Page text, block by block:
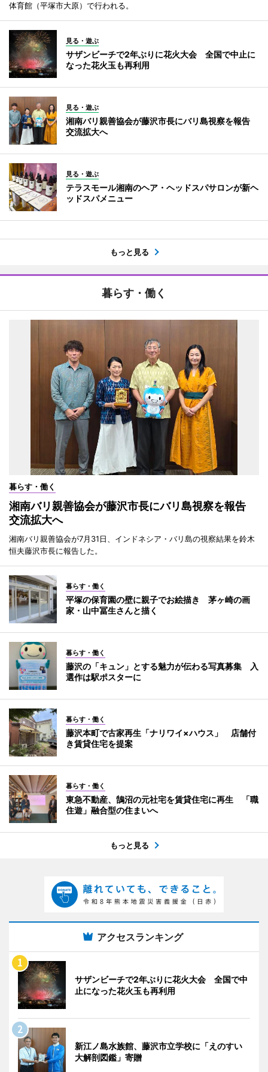
体育館（平塚市大原）で行われる。
見る・遊ぶ
サザンビーチで2年ぶりに花火大会 全国で中止に
なった花火玉も再利用
見る・遊ぶ
湘南バリ親善協会が藤沢市長にバリ島視察を報告
交流拡大へ
見る・遊ぶ
テラスモール湘南のヘア・ヘッドスパサロンが新ヘ
ッドスパメニュー
もっと見る
暮らす・働く
暮らす・働く
湘南バリ親善協会が藤沢市長にバリ島視察を報告
交流拡大へ
湘南バリ親善協会が7月31日、インドネシア・バリ島の視察結果を鈴木
恒夫藤沢市長に報告した。
暮らす・働く
平塚の保育園の壁に親子でお絵描き 茅ヶ崎の画
家・山中冨生さんと描く
暮らす・働く
藤沢の「キュン」とする魅力が伝わる写真募集 入
選作は駅ポスターに
暮らす・働く
藤沢本町で古家再生「ナリワイ×ハウス」 店舗付
き賃貸住宅を提案
暮らす・働く
東急不動産、鵠沼の元社宅を賃貸住宅に再生 「職
住遊」融合型の住まいへ
もっと見る
アクセスランキング
サザンビーチで2年ぶりに花火大会 全国で中
止になった花火玉も再利用
新江ノ島水族館、藤沢市立学校に「えのすい
大解剖図鑑」寄贈